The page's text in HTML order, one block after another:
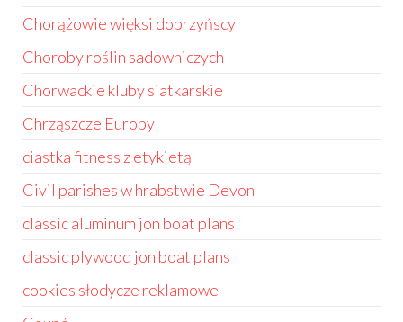
Chorążowie więksi dobrzyńscy
Choroby roślin sadowniczych
Chorwackie kluby siatkarskie
Chrząszcze Europy
ciastka fitness z etykietą
Civil parishes w hrabstwie Devon
classic aluminum jon boat plans
classic plywood jon boat plans
cookies słodycze reklamowe